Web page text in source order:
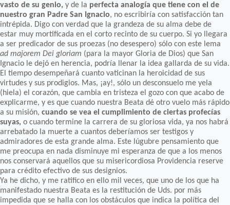
vasto de su genio, y de la perfecta analogía que tiene con el de
nuestro gran Padre San Ignacio, no escribiría con satisfacción tan
intrépida. Digo con verdad que la grandeza de su alma debe de
estar muy mortificada en el corto recinto de su cuerpo. Si yo llegara
a ser predicador de sus proezas (no desespero) sólo con este lema
ad majorem Dei gloriam (para la mayor Gloria de Dios) que San
Ignacio le dejó en herencia, podría llenar la idea gallarda de su vida.
El tiempo desempeñará cuanto vaticinan la heroicidad de sus
virtudes y sus prodigios. Mas, ¡ay!, sólo un desconsuelo me yela
(hiela) el corazón, que cambia en tristeza el gozo con que acabo de
explicarme, y es que cuando nuestra Beata dé otro vuelo más rápido
a su misión, cuando se vea el cumplimiento de ciertas profecías
suyas, o cuando termine la carrera de su gloriosa vida, ya nos habrá
arrebatado la muerte a cuantos deberíamos ser testigos y
admiradores de esta grande alma. Este lúgubre pensamiento que
me preocupa en nada disminuye mi esperanza de que a los menos
nos conservará aquellos que su misericordiosa Providencia reserve
para crédito efectivo de sus designios.
Ya he dicho, y me ratifico en ello mil veces, que uno de los que ha
manifestado nuestra Beata es la restitución de Uds. por más
impedida que se halla con los obstáculos que indica la política del